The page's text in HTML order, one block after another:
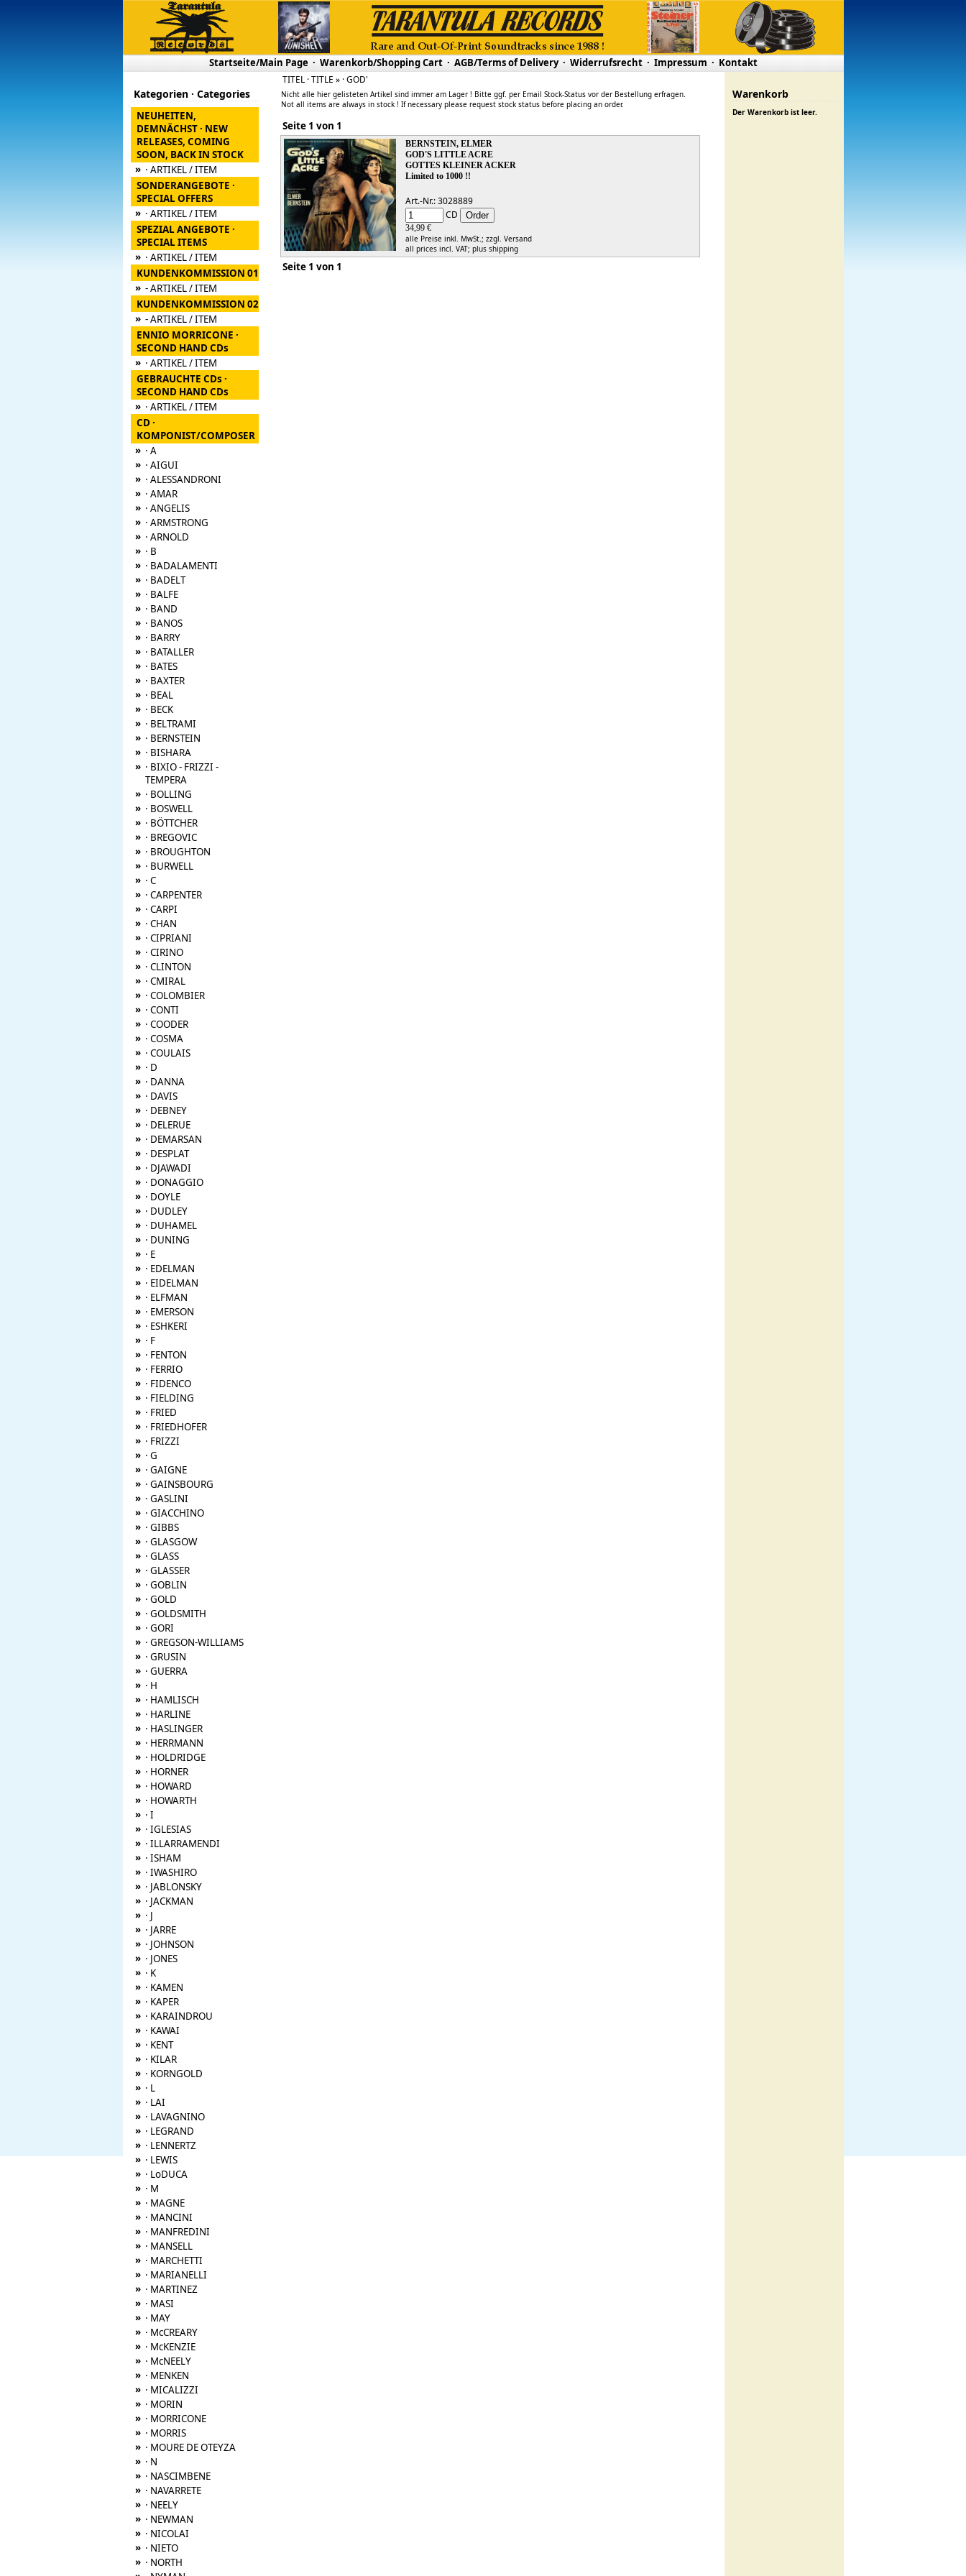
Startseite/Main Page· Warenkorb/Shopping Cart· AGB/Terms of Delivery· Widerrufsrecht· Impressum · Kontakt
Kategorien · Categories
NEUHEITEN,
DEMNÄCHST · NEW
RELEASES, COMING
SOON, BACK IN STOCK
» · ARTIKEL / ITEM
SONDERANGEBOTE ·
SPECIAL OFFERS
» · ARTIKEL / ITEM
SPEZIAL ANGEBOTE ·
SPECIAL ITEMS
» · ARTIKEL / ITEM
KUNDENKOMMISSION 01
» - ARTIKEL / ITEM
KUNDENKOMMISSION 02
» - ARTIKEL / ITEM
ENNIO MORRICONE ·
SECOND HAND CDs
» · ARTIKEL / ITEM
GEBRAUCHTE CDs ·
SECOND HAND CDs
» · ARTIKEL / ITEM
CD ·
KOMPONIST/COMPOSER
» · A
» · AIGUI
» · ALESSANDRONI
» · AMAR
» · ANGELIS
» · ARMSTRONG
» · ARNOLD
» · B
» · BADALAMENTI
» · BADELT
» · BALFE
» · BAND
» · BANOS
» · BARRY
» · BATALLER
» · BATES
» · BAXTER
» · BEAL
» · BECK
» · BELTRAMI
» · BERNSTEIN
» · BISHARA
» · BIXIO - FRIZZI -
TEMPERA
» · BOLLING
» · BOSWELL
» · BÖTTCHER
» · BREGOVIC
» · BROUGHTON
» · BURWELL
» · C
» · CARPENTER
» · CARPI
» · CHAN
» · CIPRIANI
» · CIRINO
» · CLINTON
» · CMIRAL
» · COLOMBIER
» · CONTI
» · COODER
» · COSMA
» · COULAIS
» · D
» · DANNA
» · DAVIS
» · DEBNEY
» · DELERUE
» · DEMARSAN
» · DESPLAT
» · DJAWADI
» · DONAGGIO
» · DOYLE
» · DUDLEY
» · DUHAMEL
» · DUNING
» · E
» · EDELMAN
» · EIDELMAN
» · ELFMAN
» · EMERSON
» · ESHKERI
» · F
» · FENTON
» · FERRIO
» · FIDENCO
» · FIELDING
» · FRIED
» · FRIEDHOFER
» · FRIZZI
» · G
» · GAIGNE
» · GAINSBOURG
» · GASLINI
» · GIACCHINO
» · GIBBS
» · GLASGOW
» · GLASS
» · GLASSER
» · GOBLIN
» · GOLD
» · GOLDSMITH
» · GORI
» · GREGSON-WILLIAMS
» · GRUSIN
» · GUERRA
» · H
» · HAMLISCH
» · HARLINE
» · HASLINGER
» · HERRMANN
» · HOLDRIDGE
» · HORNER
» · HOWARD
» · HOWARTH
» · I
» · IGLESIAS
» · ILLARRAMENDI
» · ISHAM
» · IWASHIRO
» · JABLONSKY
» · JACKMAN
» · J
» · JARRE
» · JOHNSON
» · JONES
» · K
» · KAMEN
» · KAPER
» · KARAINDROU
» · KAWAI
» · KENT
» · KILAR
» · KORNGOLD
» · L
» · LAI
» · LAVAGNINO
» · LEGRAND
» · LENNERTZ
» · LEWIS
» · LoDUCA
» · M
» · MAGNE
» · MANCINI
» · MANFREDINI
» · MANSELL
» · MARCHETTI
» · MARIANELLI
» · MARTINEZ
» · MASI
» · MAY
» · McCREARY
» · McKENZIE
» · McNEELY
» · MENKEN
» · MICALIZZI
» · MORIN
» · MORRICONE
» · MORRIS
» · MOURE DE OTEYZA
» · N
» · NASCIMBENE
» · NAVARRETE
» · NEELY
» · NEWMAN
» · NICOLAI
» · NIETO
» · NORTH
TITEL · TITLE » · GOD'
Nicht alle hier gelisteten Artikel sind immer am Lager ! Bitte ggf. per Email Stock-Status vor der Bestellung erfragen.
Not all items are always in stock ! If necessary please request stock status before placing an order.
Seite 1 von 1
BERNSTEIN, ELMER
GOD'S LITTLE ACRE
GOTTES KLEINER ACKER
Limited to 1000 !!
Art.-Nr.: 3028889
CD
34,99 €
alle Preise inkl. MwSt.; zzgl. Versand
all prices incl. VAT; plus shipping
Seite 1 von 1
Warenkorb
Der Warenkorb ist leer.